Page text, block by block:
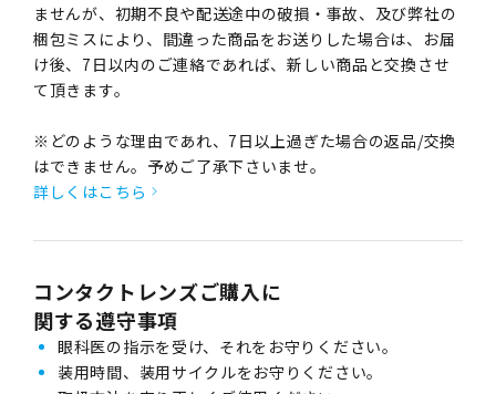
ませんが、初期不良や配送途中の破損・事故、及び弊社の
梱包ミスにより、間違った商品をお送りした場合は、お届
け後、7日以内のご連絡であれば、新しい商品と交換させ
て頂きます。
※どのような理由であれ、7日以上過ぎた場合の返品/交換
はできません。予めご了承下さいませ。
詳しくはこちら
コンタクトレンズご購入に
関する遵守事項
眼科医の指示を受け、それをお守りください。
装用時間、装用サイクルをお守りください。